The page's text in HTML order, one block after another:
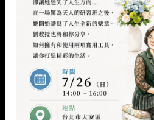
不再跟情緒拔河–停止自我內耗
的書籍組合
3,960 原
始
格：
NT$3,960。
NT$960目
前
價
NT$960。
入門
時
9本
NT$